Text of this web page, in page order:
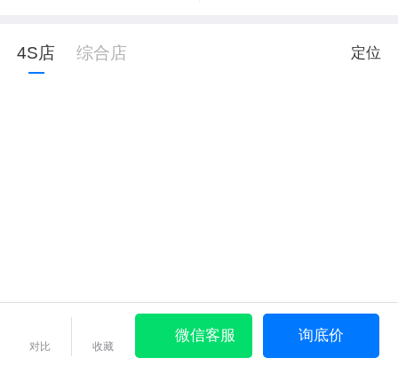
4S店 综合店 定位
对比 收藏
微信客服 询底价